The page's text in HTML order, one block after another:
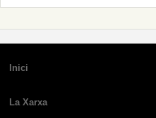
Inici
La Xarxa